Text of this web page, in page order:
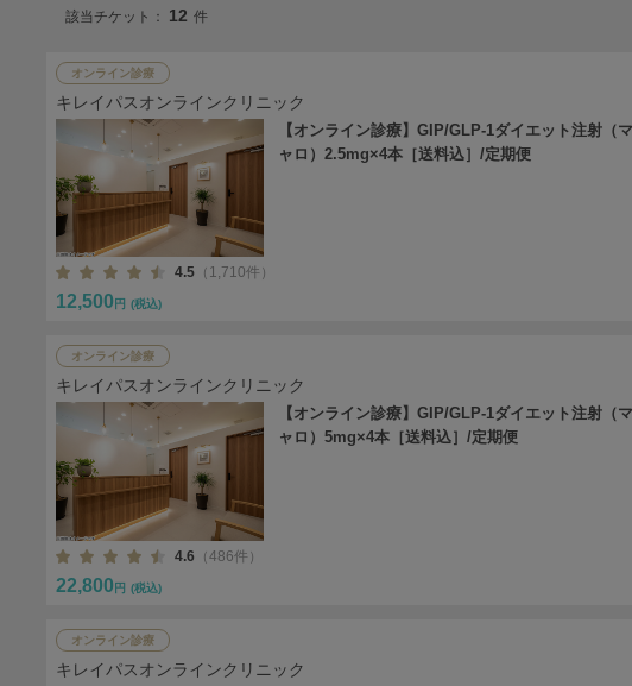
該当チケット： 12 件
オンライン診療
キレイパスオンラインクリニック
【オンライン診療】GIP/GLP-1ダイエット注射（
ャロ）2.5mg×4本［送料込］/定期便
4.5 （1,710件）
12,500 円 (税込)
オンライン診療
キレイパスオンラインクリニック
【オンライン診療】GIP/GLP-1ダイエット注射（
ャロ）5mg×4本［送料込］/定期便
4.6 （486件）
22,800 円 (税込)
オンライン診療
キレイパスオンラインクリニック